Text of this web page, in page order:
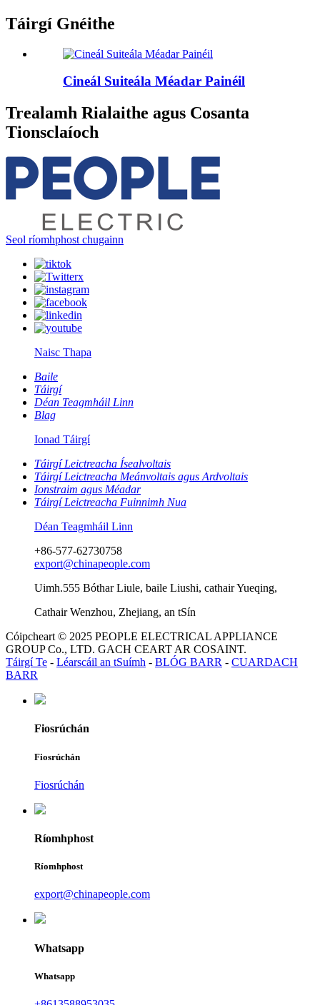
Táirgí Gnéithe
Cineál Suiteála Méadar Painéil
Trealamh Rialaithe agus Cosanta
Tionsclaíoch
Seol ríomhphost chugainn
Naisc Thapa
Baile
Táirgí
Déan Teagmháil Linn
Blag
Ionad Táirgí
Táirgí Leictreacha Ísealvoltais
Táirgí Leictreacha Meánvoltais agus Ardvoltais
Ionstraim agus Méadar
Táirgí Leictreacha Fuinnimh Nua
Déan Teagmháil Linn
+86-577-62730758
export@chinapeople.com
Uimh.555 Bóthar Liule, baile Liushi, cathair Yueqing,
Cathair Wenzhou, Zhejiang, an tSín
Cóipcheart © 2025 PEOPLE ELECTRICAL APPLIANCE
GROUP Co., LTD. GACH CEART AR COSAINT.
Táirgí Te - Léarscáil an tSuímh - BLÓG BARR - CUARDACH
BARR
Fiosrúchán
Fiosrúchán
Fiosrúchán
Ríomhphost
Ríomhphost
export@chinapeople.com
Whatsapp
Whatsapp